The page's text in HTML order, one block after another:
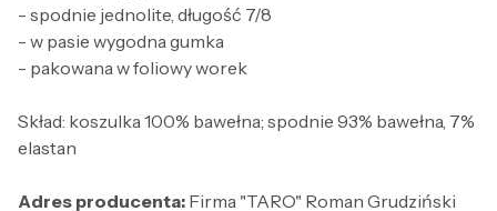
- spodnie jednolite, długość 7/8
- w pasie wygodna gumka
- pakowana w foliowy worek
Skład: koszulka 100% bawełna; spodnie 93% bawełna, 7%
elastan
Adres producenta: Firma "TARO" Roman Grudziński